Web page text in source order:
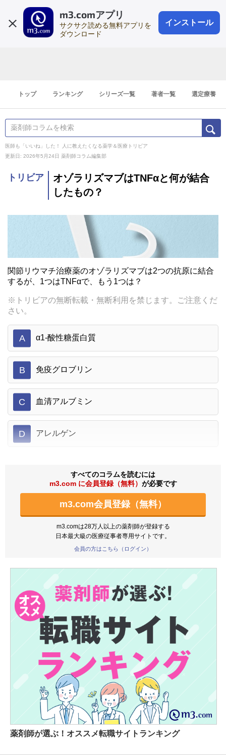
m3.comアプリ
サクサク読める無料アプリを
ダウンロード
インストール
会員登録
登録1分
トップ ランキング シリーズ一覧 著者一覧 選定療養
医師も「いいね」した！ 人に教えたくなる薬学＆医療トリビア
更新日: 2026年5月24日 薬剤師コラム編集部
トリビア
オゾラリズマブはTNFαと何が結合
したもの？
関節リウマチ治療薬のオゾラリズマブは2つの抗原に結合
するが、1つはTNFαで、もう1つは？
※トリビアの無断転載・無断利用を禁じます。ご注意くだ
さい。
A α1-酸性糖蛋白質
B 免疫グロブリン
C 血清アルブミン
D アレルゲン
すべてのコラムを読むには
m3.com に会員登録（無料） が必要です
m3.com会員登録（無料）
m3.comは28万人以上の薬剤師が登録する
日本最大級の医療従事者専用サイトです。
会員の方はこちら（ログイン）
薬剤師が選ぶ！オススメ転職サイトランキング